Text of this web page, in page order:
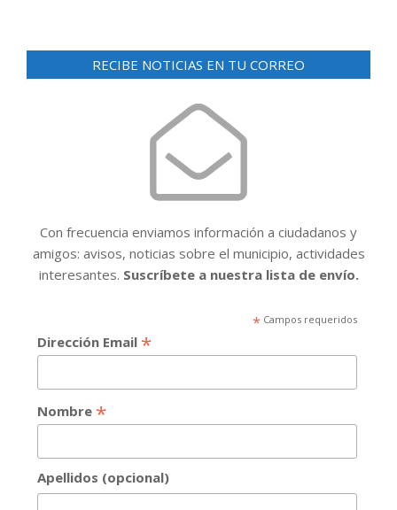
RECIBE NOTICIAS EN TU CORREO
Con frecuencia enviamos información a ciudadanos y
amigos: avisos, noticias sobre el municipio, actividades
interesantes. Suscríbete a nuestra lista de envío.
*Campos requeridos
Dirección Email *
Nombre *
Apellidos (opcional)